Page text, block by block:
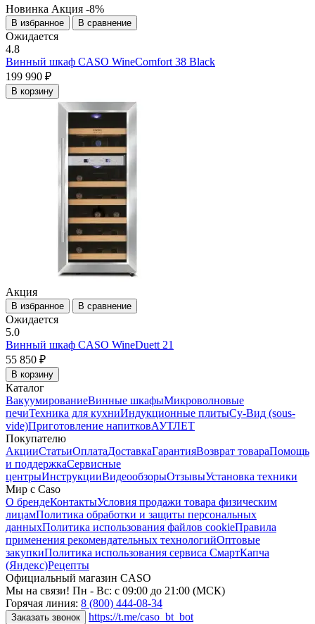
Новинка Акция -8%
В избранное В сравнение
Ожидается
4.8
Винный шкаф CASO WineComfort 38 Black
199 990 ₽
В корзину
Акция
В избранное В сравнение
Ожидается
5.0
Винный шкаф CASO WineDuett 21
55 850 ₽
В корзину
Каталог
ВакуумированиеВинные шкафыМикроволновые
печиТехника для кухниИндукционные плитыСу-Вид (sous-
vide)Приготовление напитковАУТЛЕТ
Покупателю
АкцииСтатьиОплатаДоставкаГарантияВозврат товараПомощь
и поддержкаСервисные
центрыИнструкцииВидеообзорыОтзывыУстановка техники
Мир с Caso
О брендеКонтактыУсловия продажи товара физическим
лицамПолитика обработки и защиты персональных
данныхПолитика использования файлов cookieПравила
применения рекомендательных технологийОптовые
закупкиПолитика использования сервиса СмартКапча
(Яндекс)Рецепты
Официальный магазин CASO
Мы на связи! Пн - Вс: с 09:00 до 21:00 (МСК)
Горячая линия: 8 (800) 444-08-34
Заказать звонок https://t.me/caso_bt_bot